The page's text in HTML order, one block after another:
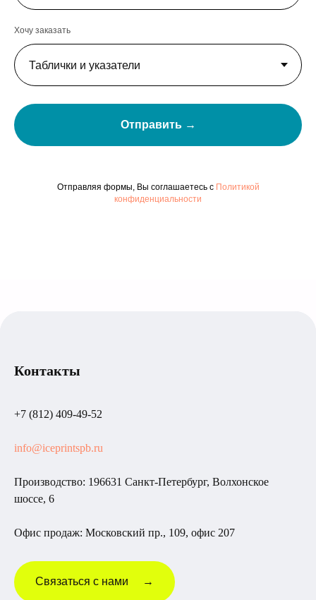
Хочу заказать
Отправить →
Отправляя формы, Вы соглашаетесь с Политикой
конфиденциальности
Контакты
+7 (812) 409-49-52
info@iceprintspb.ru
Производство: 196631 Санкт-Петербург, Волхонское
шоссе, 6
Офис продаж: Московский пр., 109, офис 207
Связаться с нами →